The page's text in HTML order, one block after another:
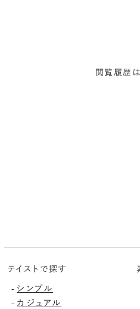
閲覧履歴
テイストで探す
- シンプル
- カジュアル